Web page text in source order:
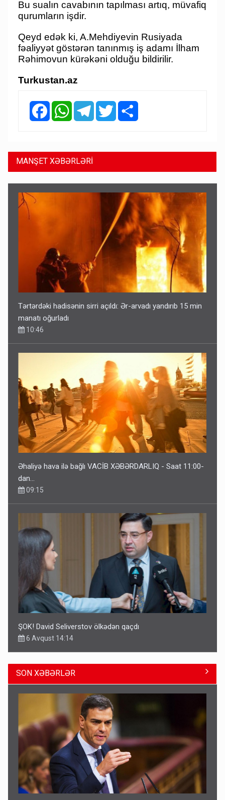
Bu sualın cavabının tapılması artıq, müvafiq
qurumların işdir.
Qeyd edək ki, A.Mehdiyevin Rusiyada
fəaliyyət göstərən tanınmış iş adamı İlham
Rəhimovun kürəkəni olduğu bildirilir.
Turkustan.az
FacebookWhatsAppTelegramTwitter
MANŞET XƏBƏRLƏRİ
Tərtərdəki hadisənin sirri açıldı: Ər-arvadı yandırıb 15 min
manatı oğurladı
10:46
Əhaliyə hava ilə bağlı VACİB XƏBƏRDARLIQ - Saat 11:00-
dan…
09:15
ŞOK! David Seliverstov ölkədən qaçdı
6 Avqust 14:14
Geri çağırılan səfir Abel Məhərrəmovun oğludur - DOSYE
14:07
SON XƏBƏRLƏR